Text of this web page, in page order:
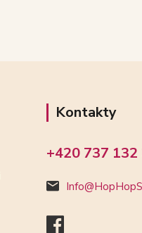
Kontakty
+420 737 132